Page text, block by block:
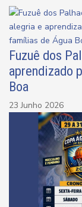
Fuzuê dos
aprendizado
Boa
23 Junho 2026